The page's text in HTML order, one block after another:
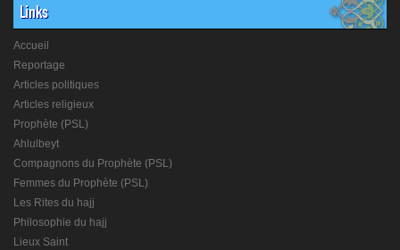
Links
Accueil
Reportage
Articles politiques
Articles religieux
Prophète (PSL)
Ahlulbeyt
Compagnons du Prophète (PSL)
Femmes du Prophète (PSL)
Les Rites du hajj
Philosophie du hajj
Lieux Saint